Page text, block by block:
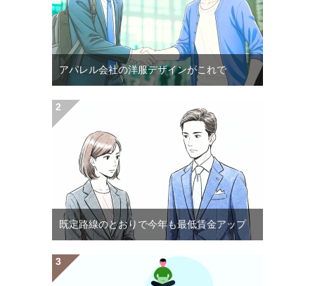
アパレル会社の洋服デザインがこれで
既定路線のとおりで今年も最低賃金アップ